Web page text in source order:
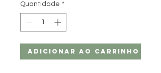
Quantidade *
Adicionar ao carrinho